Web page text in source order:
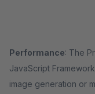
Performance: The
JavaScript
image generation or